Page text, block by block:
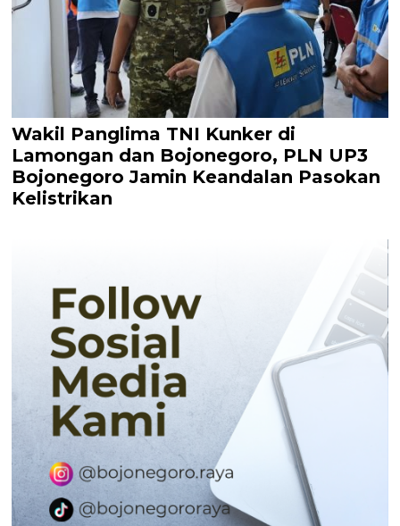
Wakil Panglima TNI Kunker di
Lamongan dan Bojonegoro, PLN UP3
Bojonegoro Jamin Keandalan Pasokan
Kelistrikan